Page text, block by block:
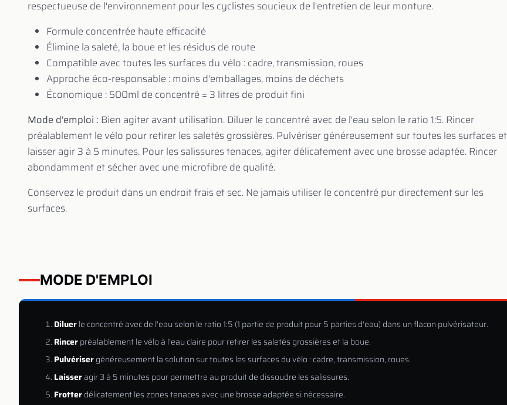
respectueuse de l'environnement pour les cyclistes soucieux de l'entretien de leur monture.
Formule concentrée haute efficacité
Élimine la saleté, la boue et les résidus de route
Compatible avec toutes les surfaces du vélo : cadre, transmission, roues
Approche éco-responsable : moins d'emballages, moins de déchets
Économique : 500ml de concentré = 3 litres de produit fini
Mode d'emploi : Bien agiter avant utilisation. Diluer le concentré avec de l'eau selon le ratio 1:5. Rincer
préalablement le vélo pour retirer les saletés grossières. Pulvériser généreusement sur toutes les surfaces et
laisser agir 3 à 5 minutes. Pour les salissures tenaces, agiter délicatement avec une brosse adaptée. Rincer
abondamment et sécher avec une microfibre de qualité.
Conservez le produit dans un endroit frais et sec. Ne jamais utiliser le concentré pur directement sur les
surfaces.
MODE D'EMPLOI
Diluerle concentré avec de l'eau selon le ratio 1:5 (1 partie de produit pour 5 parties d'eau) dans un flacon pulvérisateur.
Rincerpréalablement le vélo à l'eau claire pour retirer les saletés grossières et la boue.
Pulvérisergénéreusement la solution sur toutes les surfaces du vélo : cadre, transmission, roues.
Laisseragir 3 à 5 minutes pour permettre au produit de dissoudre les salissures.
Frotterdélicatement les zones tenaces avec une brosse adaptée si nécessaire.